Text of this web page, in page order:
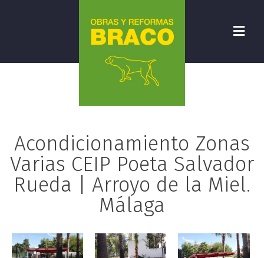
Acondicionamiento Zonas
Varias CEIP Poeta Salvador
Rueda | Arroyo de la Miel.
Málaga